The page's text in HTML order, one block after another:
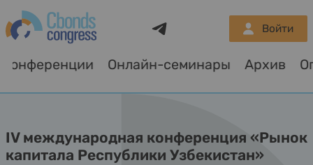
Конференции Онлайн-семинары Архив
Войти
IV международная конференция «Рынок
капитала Республики Узбекистан»